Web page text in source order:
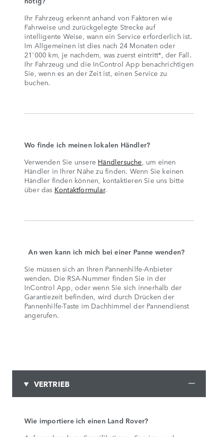
Ihr Fahrzeug erkennt anhand von Faktoren wie
Fahrweise und zurückgelegte Strecke auf
intelligente Weise, wann ein Service erforderlich ist.
Im Allgemeinen ist dies nach 24 Monaten oder
21'000 km, je nachdem, was zuerst eintritt*, der Fall.
Ihr Fahrzeug und die InControl App benachrichtigen
Sie, wenn es an der Zeit ist, einen Service zu
buchen.
Wo finde ich meinen lokalen Händler?
Verwenden Sie unsere Händlersuche, um einen
Händler in Ihrer Nähe zu finden. Wenn Sie keinen
Händler finden können, kontaktieren Sie uns bitte
über das Kontaktformular.
An wen kann ich mich bei einer Panne wenden?
Sie müssen sich an Ihren Pannenhilfe-Anbieter
wenden. Die RSA-Nummer finden Sie in der
InControl App, oder wenn Sie sich innerhalb der
Garantiezeit befinden, wird durch Drücken der
Pannenhilfe-Taste im Dachhimmel der Pannendienst
angerufen.
VERTRIEB
Wie importiere ich einen Land Rover?